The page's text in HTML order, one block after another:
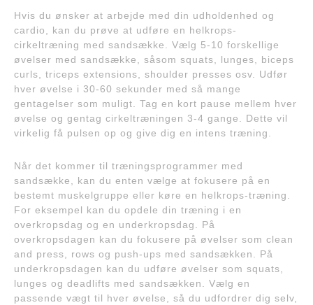
Hvis du ønsker at arbejde med din udholdenhed og
cardio, kan du prøve at udføre en helkrops-
cirkeltræning med sandsække. Vælg 5-10 forskellige
øvelser med sandsække, såsom squats, lunges, biceps
curls, triceps extensions, shoulder presses osv. Udfør
hver øvelse i 30-60 sekunder med så mange
gentagelser som muligt. Tag en kort pause mellem hver
øvelse og gentag cirkeltræningen 3-4 gange. Dette vil
virkelig få pulsen op og give dig en intens træning.
Når det kommer til træningsprogrammer med
sandsække, kan du enten vælge at fokusere på en
bestemt muskelgruppe eller køre en helkrops-træning.
For eksempel kan du opdele din træning i en
overkropsdag og en underkropsdag. På
overkropsdagen kan du fokusere på øvelser som clean
and press, rows og push-ups med sandsækken. På
underkropsdagen kan du udføre øvelser som squats,
lunges og deadlifts med sandsækken. Vælg en
passende vægt til hver øvelse, så du udfordrer dig selv,